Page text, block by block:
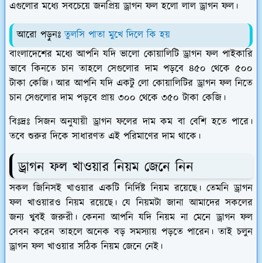
এগুলোর মধ্যে সবচেয়ে জনপ্রিয় ড্রাগন ফল হলো লাল ড্রাগন ফল।
আরো পড়ুনঃতুলসি পাতা মুখে দিলে কি হয়
বাংলাদেশের মধ্যে আপনি যদি ভালো কোয়ালিটি ড্রাগন ফল পাইকারি
ভাবে কিনতে চান তাহলে সেগুলোর দাম পড়বে ৪৫০ থেকে ৫০০
টাকা কেজি। আর আপনি যদি একটু লো কোয়ালিটির ড্রাগন ফল নিতে
চান সেগুলোর দাম পড়বে প্রায় ৩০০ থেকে ৩৫০ টাকা কেজি।
বিঃদ্রঃ সিজন অনুযায়ী ড্রাগন ফলের দাম কম বা বেশি হতে পারে।
তবে শুরুর দিকে সাধারণত এই পরিমাণের দাম থাকে।
ড্রাগন ফল খাওয়ার নিয়ম জেনে নিন
সকল জিনিসই খাওয়ার একটি নির্দিষ্ট নিয়ম রয়েছে। তেমনি ড্রাগন
ফল খাওয়ারও নিয়ম রয়েছে। যে নিয়মটা জানা আমাদের সকলের
জন্য খুবই জরুরী। কেননা আপনি যদি নিয়ম না মেনে ড্রাগন ফল
সেবন করেন তাহলে অনেক বড় সমস্যায় পড়তে পারেন। তাই চলুন
ড্রাগন ফল খাওয়ার সঠিক নিয়ম জেনে নেই।